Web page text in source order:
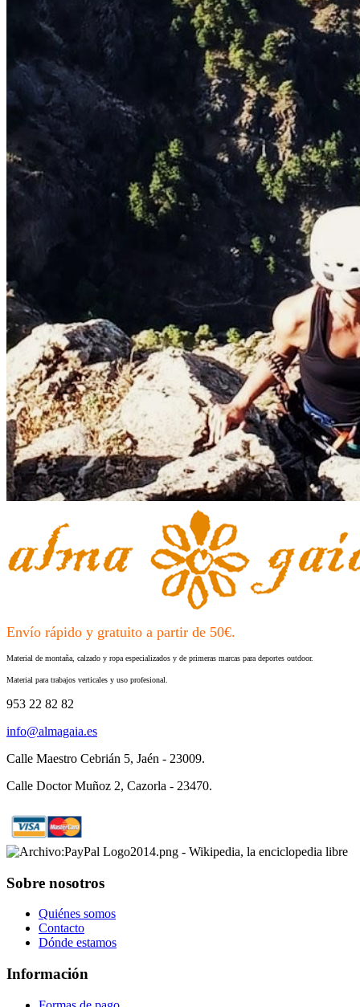
Envío rápido y gratuito a partir de 50€.
Material de montaña, calzado y ropa especializados y de primeras marcas para deportes outdoor.
Material para trabajos verticales y uso profesional.
953 22 82 82
info@almagaia.es
Calle Maestro Cebrián 5, Jaén - 23009.
Calle Doctor Muñoz 2, Cazorla - 23470.
Sobre nosotros
Quiénes somos
Contacto
Dónde estamos
Información